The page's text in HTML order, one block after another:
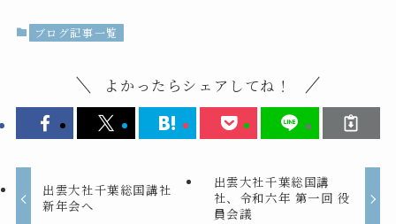
ブログ記事一覧
よかったらシェアしてね！
出雲大社千葉総国講社
新年会へ
出雲大社千葉総国講
社、令和六年 第一回 役
員会議